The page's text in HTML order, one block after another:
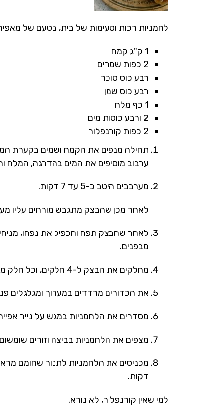
לחמניות רכות וטעימות של בית, בטעם של
1 ק"ג קמח
2 כפות שמרים
רבע כוס סוכר
רבע כוס שמן
1 כף מלח
2 ורבע כוסות מים
2 כפות קורנפלור
תחילה מנפים את הקמח ושמים בקערת
ערבוב מוסיפים את המים בהדרגה, המלח
מערבבים היטב כ-5 עד 7 דקות.
לאחר מכן שהבצק מתגבש מורחים עליו
לאחר שהבצק תפח והכפיל את נפחו,
מבפנים.
מחלקים את הבצק ל-4 חלקים, וכל חלק מחלקים ל-5 כדורים קטנטנים.
את הכדורים מרדדים במערוך ומגלגלים
מסדרים את הלחמניות במגש על נייר
מצפים את הלחמניות בביצה וזורים
דקות.
למי שאין קורנפלור, לא נורא.